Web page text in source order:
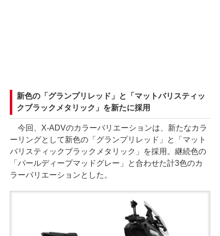
新色の「グランプリレッド」と「マットバリスティッ
クブラックメタリック」を新たに採用
今回、X-ADVのカラーバリエーションは、新たなカラ
ーリングとして新色の「グランプリレッド」と「マット
バリスティックブラックメタリック」を採用。継続色の
「パールディープマッドグレー」と合わせた計3色のカ
ラーバリエーションとした。